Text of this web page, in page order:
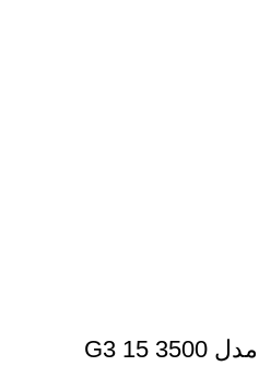
لپ تاپ 15.6 اینچی دل مدل G3 15 3500